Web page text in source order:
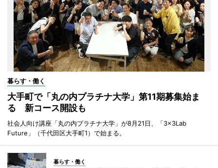
暮らす・働く
大手町で「丸の内プラチナ大学」第11期募集始ま
る 新コース開設も
社会人向け講座「丸の内プラチナ大学」が8月21日、「3×3Lab
Future」（千代田区大手町1）で始まる。
暮らす・働く